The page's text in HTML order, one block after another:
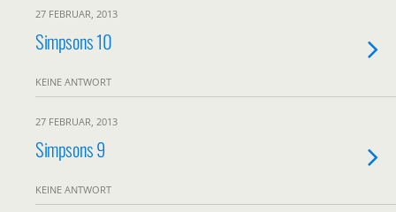
27 FEBRUAR, 2013
Simpsons 10
KEINE ANTWORT
27 FEBRUAR, 2013
Simpsons 9
KEINE ANTWORT